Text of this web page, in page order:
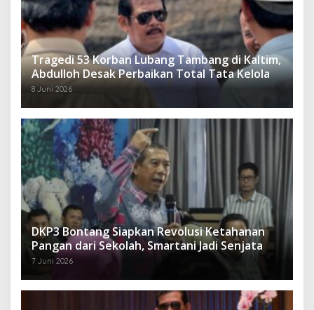
Tragedi 53 Korban Lubang Tambang di Kaltim,
Abdulloh Desak Perbaikan Total Tata Kelola
8 Juni 2026
DKP3 Bontang Siapkan Revolusi Ketahanan
Pangan dari Sekolah, Smartani Jadi Senjata
7 Juni 2026